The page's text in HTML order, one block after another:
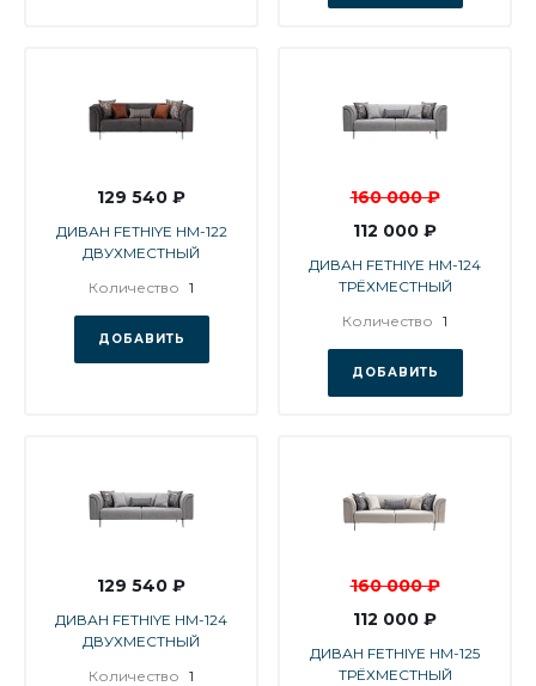
129 540 ₽
ДИВАН FETHIYE HM-122
ДВУХМЕСТНЫЙ
Количество 1
ДОБАВИТЬ
160 000 ₽
112 000 ₽
ДИВАН FETHIYE HM-124
ТРЁХМЕСТНЫЙ
Количество 1
ДОБАВИТЬ
129 540 ₽
ДИВАН FETHIYE HM-124
ДВУХМЕСТНЫЙ
Количество 1
160 000 ₽
112 000 ₽
ДИВАН FETHIYE HM-125
ТРЁХМЕСТНЫЙ